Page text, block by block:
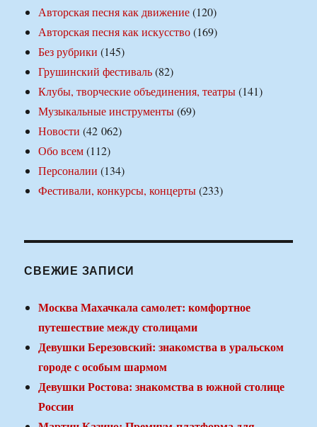
Авторская песня как движение(120)
Авторская песня как искусство(169)
Без рубрики (145)
Грушинский фестиваль(82)
Клубы, творческие объединения, театры(141)
Музыкальные инструменты(69)
Новости (42 062)
Обо всем(112)
Персоналии (134)
Фестивали, конкурсы, концерты(233)
СВЕЖИЕ ЗАПИСИ
Москва Махачкала самолет: комфортное
путешествие между столицами
Девушки Березовский: знакомства в уральском
городе с особым шармом
Девушки Ростова: знакомства в южной столице
России